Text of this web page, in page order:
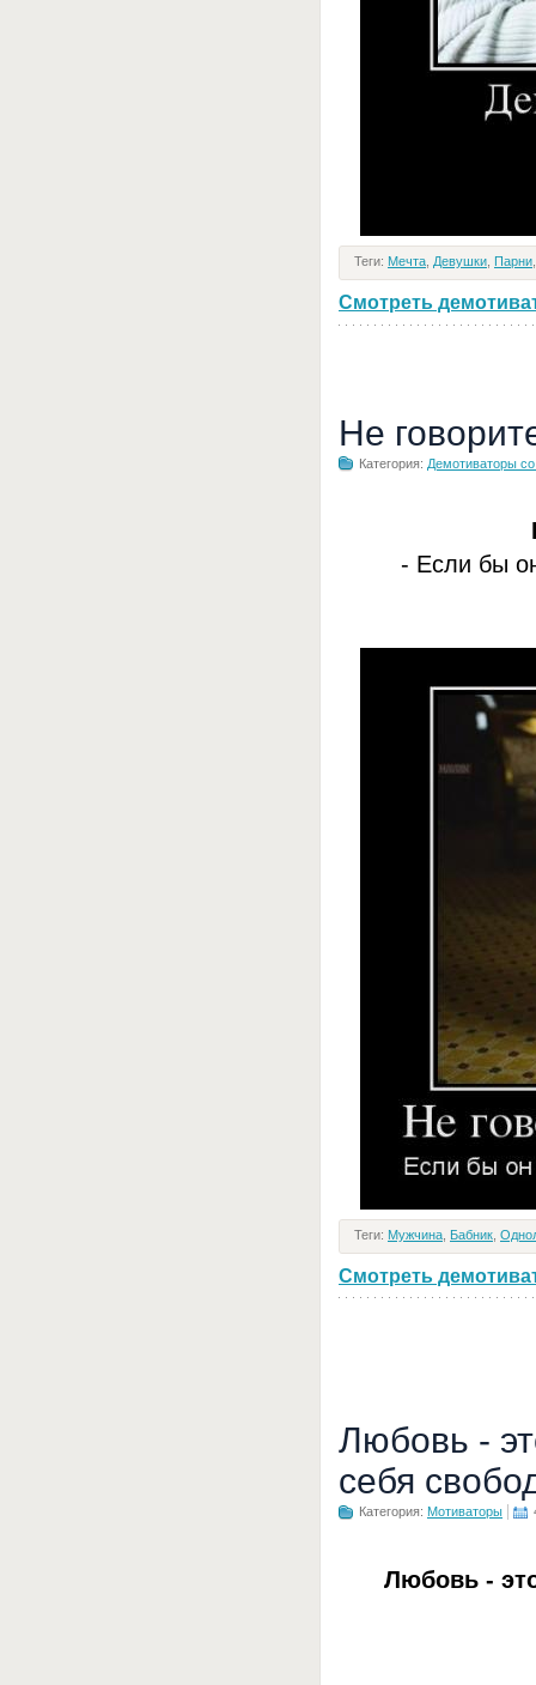
Теги: Мечта Девушки Парни
Смотреть
Не
Категория: Демотиваторы
- Если бы
Теги: Мужчина Бабник
Смотреть
Любовь -
себя
Категория: Мотиваторы
Любовь -